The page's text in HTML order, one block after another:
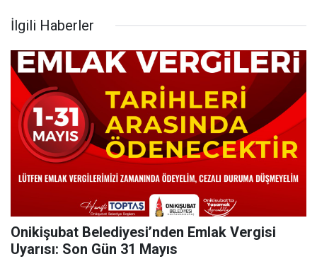
İlgili Haberler
Onikişubat Belediyesi’nden Emlak Vergisi
Uyarısı: Son Gün 31 Mayıs